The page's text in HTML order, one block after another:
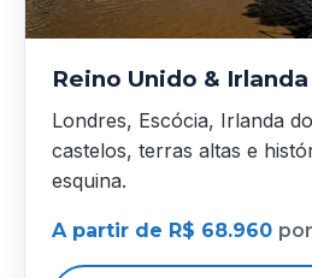
Reino Unido & Irlanda
Londres, Escócia, Irlanda
castelos, terras altas e
esquina.
A partir de R$ 68.960